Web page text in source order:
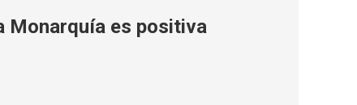
Monarquía es positiva